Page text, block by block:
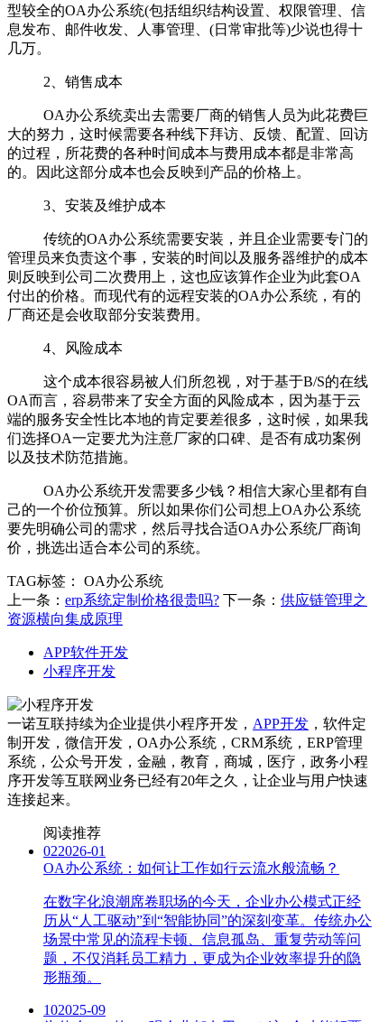
型较全的OA办公系统(包括组织结构设置、权限管理、信
息发布、邮件收发、人事管理、(日常审批等)少说也得十
几万。
2、销售成本
OA办公系统卖出去需要厂商的销售人员为此花费巨
大的努力，这时候需要各种线下拜访、反馈、配置、回访
的过程，所花费的各种时间成本与费用成本都是非常高
的。因此这部分成本也会反映到产品的价格上。
3、安装及维护成本
传统的OA办公系统需要安装，并且企业需要专门的
管理员来负责这个事，安装的时间以及服务器维护的成本
则反映到公司二次费用上，这也应该算作企业为此套OA
付出的价格。而现代有的远程安装的OA办公系统，有的
厂商还是会收取部分安装费用。
4、风险成本
这个成本很容易被人们所忽视，对于基于B/S的在线
OA而言，容易带来了安全方面的风险成本，因为基于云
端的服务安全性比本地的肯定要差很多，这时候，如果我
们选择OA一定要尤为注意厂家的口碑、是否有成功案例
以及技术防范措施。
OA办公系统开发需要多少钱？相信大家心里都有自
己的一个价位预算。所以如果你们公司想上OA办公系统
要先明确公司的需求，然后寻找合适OA办公系统厂商询
价，挑选出适合本公司的系统。
TAG标签：
OA办公系统
上一条： erp系统定制价格很贵吗? 下一条： 供应链管理之
资源横向集成原理
APP软件开发
小程序开发
一诺互联持续为企业提供小程序开发， APP开发 ，软件定
制开发，微信开发，OA办公系统，CRM系统，ERP管理
系统，公众号开发，金融，教育，商城，医疗，政务小程
序开发等互联网业务已经有20年之久，让企业与用户快速
连接起来。
阅读推荐
022026-01
OA办公系统：如何让工作如行云流水般流畅？
在数字化浪潮席卷职场的今天，企业办公模式正经
历从“人工驱动”到“智能协同”的深刻变革。传统办公
场景中常见的流程卡顿、信息孤岛、重复劳动等问
题，不仅消耗员工精力，更成为企业效率提升的隐
形瓶颈。
102025-09